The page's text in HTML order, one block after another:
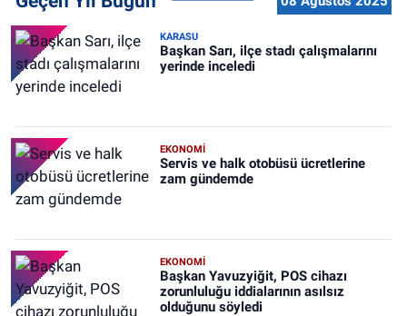
KARASU
Başkan Sarı, ilçe stadı çalışmalarını
yerinde inceledi
EKONOMİ
Servis ve halk otobüsü ücretlerine
zam gündemde
EKONOMİ
Başkan Yavuzyiğit, POS cihazı
zorunluluğu iddialarının asılsız
olduğunu söyledi